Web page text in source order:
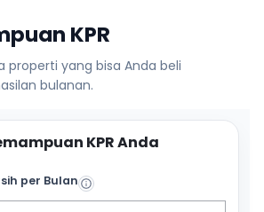
KPR
properti yang bisa Anda beli
bulanan.
KPR Anda
per Bulan